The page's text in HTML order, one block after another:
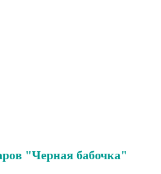
"Черная бабочка"